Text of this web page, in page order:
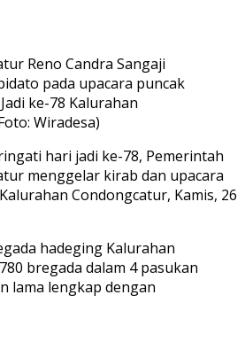
Reno Candra Sangaji
pada upacara puncak
ke-78 Kalurahan
Wiradesa)
hari jadi ke-78, Pemerintah
menggelar kirab dan upacara
Condongcatur, Kamis, 26
hadeging Kalurahan
bregada dalam 4 pasukan
lama lengkap dengan